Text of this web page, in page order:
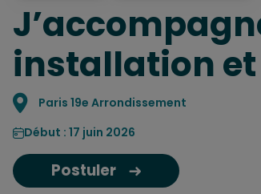
1 carte, 0 frais à
pour les 18/30
installation
Localisation
Paris 19e Arrondissement
Début : 17 juin 2026
Postuler